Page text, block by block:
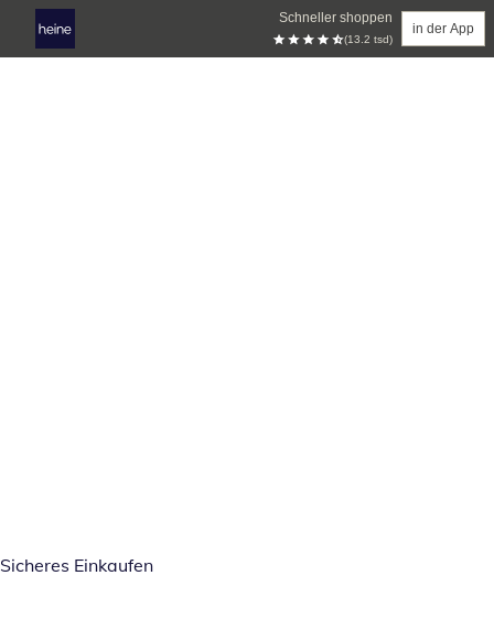
Schneller shoppen
(13.2 tsd)
in der App
Sicheres Einkaufen